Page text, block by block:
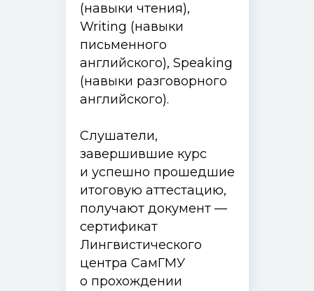
(навыки чтения),
Writing (навыки
письменного
английского), Speaking
(навыки разговорного
английского).
Слушатели,
завершившие курс
и успешно прошедшие
итоговую аттестацию,
получают документ —
сертификат
Лингвистического
центра СамГМУ
о прохождении